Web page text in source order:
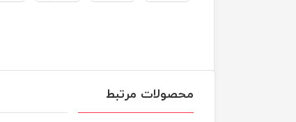
محصولات مرتبط